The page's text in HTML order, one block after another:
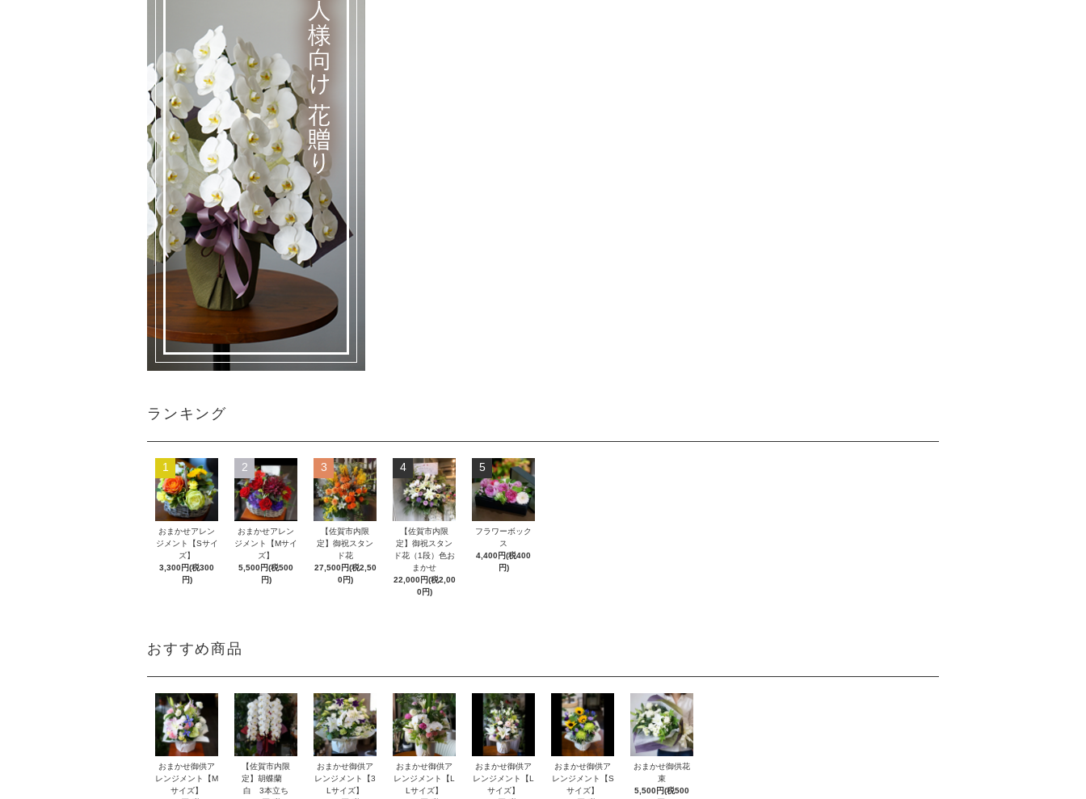
ランキング
1
おまかせアレン
ジメント【Sサイ
ズ】
3,300円(税300
円)
2
おまかせアレン
ジメント【Mサイ
ズ】
5,500円(税500
円)
3
【佐賀市内限
定】御祝スタン
ド花
27,500円(税2,50
0円)
4
【佐賀市内限
定】御祝スタン
ド花（1段）色お
まかせ
22,000円(税2,00
0円)
5
フラワーボック
ス
4,400円(税400
円)
おすすめ商品
おまかせ御供ア
レンジメント【M
サイズ】
【佐賀市内限
定】胡蝶蘭
白 3本立ち
おまかせ御供ア
レンジメント【3
Lサイズ】
おまかせ御供ア
レンジメント【L
Lサイズ】
おまかせ御供ア
レンジメント【L
サイズ】
おまかせ御供ア
レンジメント【S
サイズ】
おまかせ御供花
束
5,500円(税500